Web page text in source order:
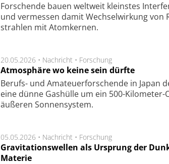
For­schen­de bau­en welt­weit kleins­tes
und ver­mes­sen da­mit Wech­sel­wir­kung von
strah­len mit Atom­ker­nen.
20.05.2026 • Nachricht • Forschung
Atmosphäre wo keine sein dürfte
Berufs- und Ama­teuer­for­schen­de in Japan
eine dün­ne Gas­hül­le um ein 500-Kilo­meter-
äu­ße­ren Son­nen­sys­tem.
05.05.2026 • Nachricht • Forschung
Gravitationswellen als Ursprung der
Materie